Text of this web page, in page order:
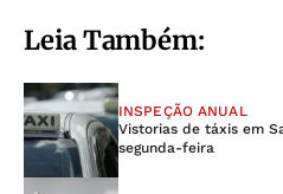
Leia Também:
INSPEÇÃO ANUAL
Vistorias de táxis em
segunda-feira